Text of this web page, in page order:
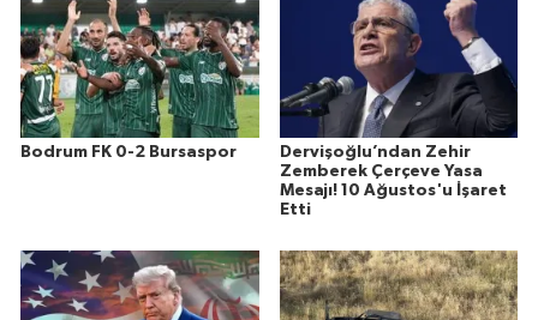
Bodrum FK 0-2 Bursaspor
Dervişoğlu’ndan Zehir
Zemberek Çerçeve Yasa
Mesajı! 10 Ağustos'u İşaret
Etti